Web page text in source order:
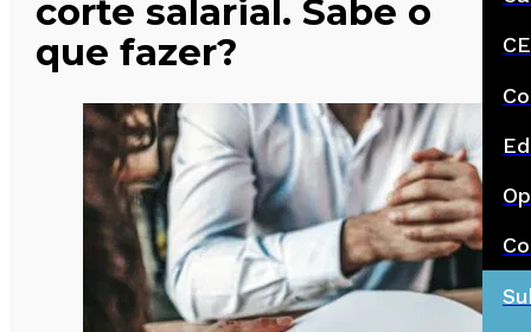
corte salarial. Sabe o
que fazer?